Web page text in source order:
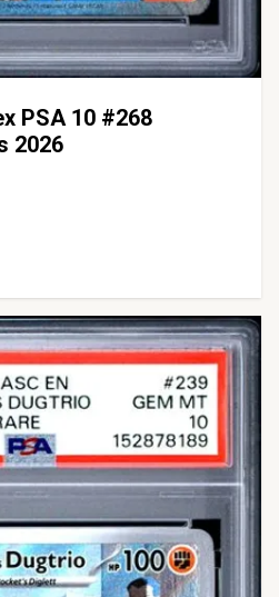
PSA 10 #268
2026